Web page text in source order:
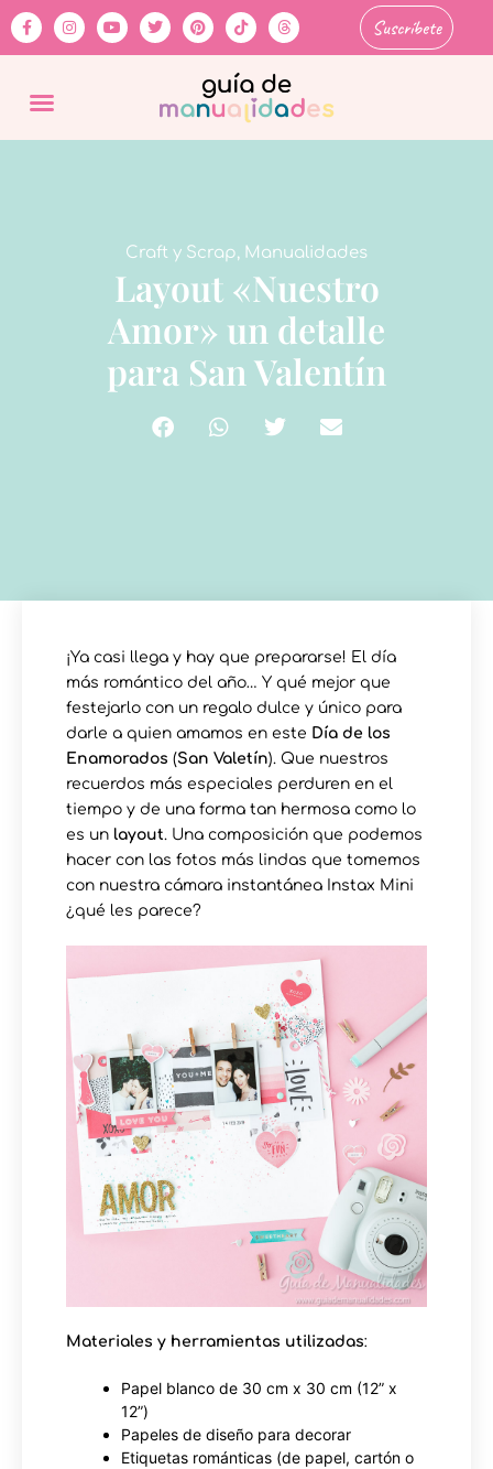
Suscríbete
Craft y Scrap, Manualidades
Layout «Nuestro
Amor» un detalle
para San Valentín
¡Ya casi llega y hay que prepararse! El día
más romántico del año… Y qué mejor que
festejarlo con un regalo dulce y único para
darle a quien amamos en este Día de los
Enamorados (San Valetín). Que nuestros
recuerdos más especiales perduren en el
tiempo y de una forma tan hermosa como lo
es un layout. Una composición que podemos
hacer con las fotos más lindas que tomemos
con nuestra cámara instantánea Instax Mini
¿qué les parece?
Materiales y herramientas utilizadas:
Papel blanco de 30 cm x 30 cm (12” x
12”)
Papeles de diseño para decorar
Etiquetas románticas (de papel, cartón o